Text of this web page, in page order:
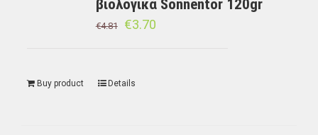
βιολογικά Sonnentor 120gr
€4.81 €3.70
Buy product Details